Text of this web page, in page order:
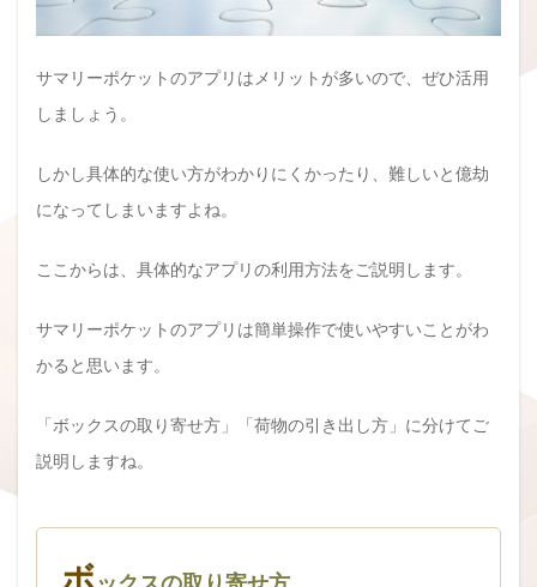
サマリーポケットのアプリはメリットが多いので、ぜひ活用
しましょう。
しかし具体的な使い方がわかりにくかったり、難しいと億劫
になってしまいますよね。
ここからは、具体的なアプリの利用方法をご説明します。
サマリーポケットのアプリは簡単操作で使いやすいことがわ
かると思います。
「ボックスの取り寄せ方」「荷物の引き出し方」に分けてご
説明しますね。
ボ